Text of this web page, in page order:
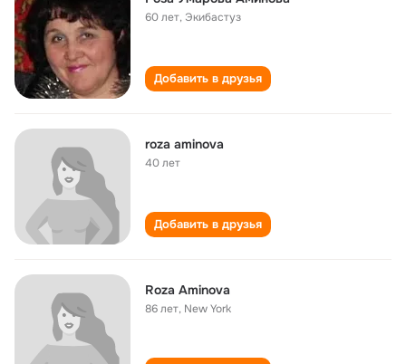
60 лет, Экибастуз
Добавить в друзья
roza aminova
40 лет
Добавить в друзья
Roza Aminova
86 лет, New York